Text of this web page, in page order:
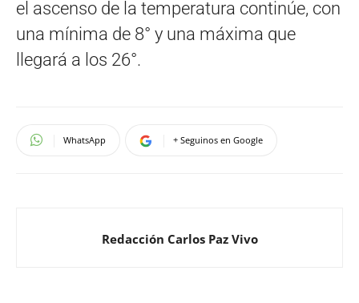
el ascenso de la temperatura continúe, con
una mínima de 8° y una máxima que
llegará a los 26°.
WhatsApp + Seguinos en Google
Redacción Carlos Paz Vivo